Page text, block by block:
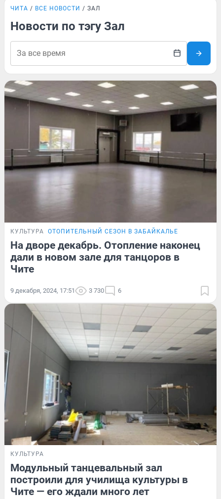
ЧИТА ВСЕ НОВОСТИ ЗАЛ
Новости по тэгу Зал
КУЛЬТУРА ОТОПИТЕЛЬНЫЙ СЕЗОН В ЗАБАЙКАЛЬЕ
На дворе декабрь. Отопление наконец
дали в новом зале для танцоров в
Чите
9 декабря, 2024, 17:51 3 730 6
КУЛЬТУРА
Модульный танцевальный зал
построили для училища культуры в
Чите — его ждали много лет